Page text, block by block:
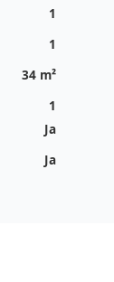
1
1
34 m²
1
Ja
Ja